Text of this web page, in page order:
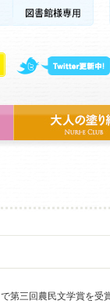
第三回農民文学賞を